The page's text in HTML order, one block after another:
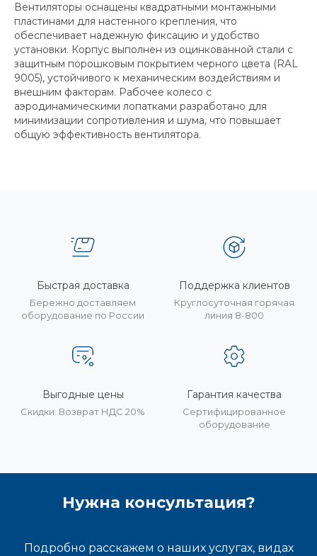
Вентиляторы оснащены квадратными монтажными
пластинами для настенного крепления, что
обеспечивает надежную фиксацию и удобство
установки. Корпус выполнен из оцинкованной стали с
защитным порошковым покрытием черного цвета (RAL
9005), устойчивого к механическим воздействиям и
внешним факторам. Рабочее колесо с
аэродинамическими лопатками разработано для
минимизации сопротивления и шума, что повышает
общую эффективность вентилятора.
Быстрая доставка
Бережно доставляем
оборудование по России
Поддержка клиентов
Круглосуточная горячая
линия 8-800
Выгодные цены
Скидки. Возврат НДС 20%
Гарантия качества
Сертифицированное
оборудование
Нужна консультация?
Подробно расскажем о наших услугах, видах